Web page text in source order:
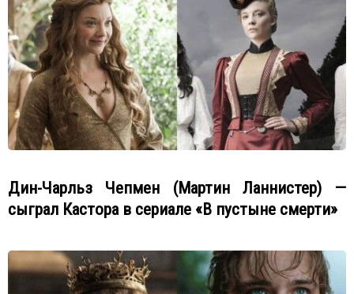
Дин-Чарльз Чепмен (Мартин Ланнистер) —
сыграл Кастора в сериале «В пустыне смерти»